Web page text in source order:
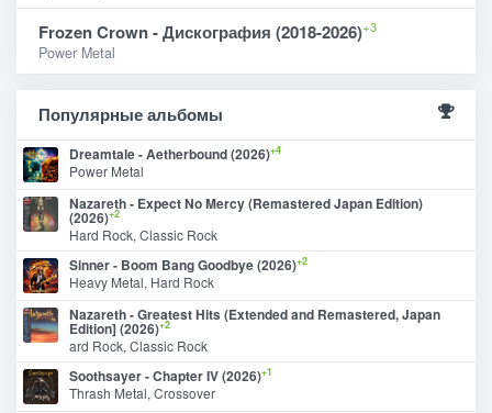
Frozen Crown - Дискография (2018-2026)+3
Power Metal
Популярные альбомы
Dreamtale - Aetherbound (2026)+4
Power Metal
Nazareth - Expect No Mercy (Remastered Japan Edition)
(2026)+2
Hard Rock, Classic Rock
Sinner - Boom Bang Goodbye (2026)+2
Heavy Metal, Hard Rock
Nazareth - Greatest Hits (Extended and Remastered, Japan
Edition] (2026)+2
ard Rock, Classic Rock
Soothsayer - Chapter IV (2026)+1
Thrash Metal, Crossover